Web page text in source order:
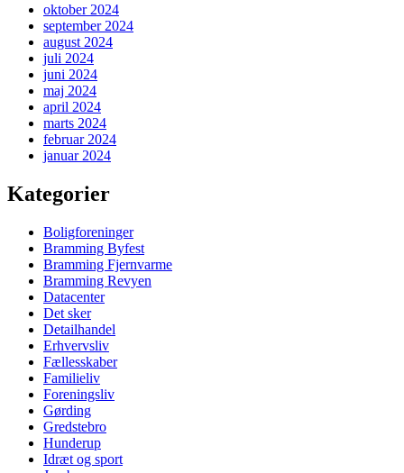
oktober 2024
september 2024
august 2024
juli 2024
juni 2024
maj 2024
april 2024
marts 2024
februar 2024
januar 2024
Kategorier
Boligforeninger
Bramming Byfest
Bramming Fjernvarme
Bramming Revyen
Datacenter
Det sker
Detailhandel
Erhvervsliv
Fællesskaber
Familieliv
Foreningsliv
Gørding
Gredstebro
Hunderup
Idræt og sport